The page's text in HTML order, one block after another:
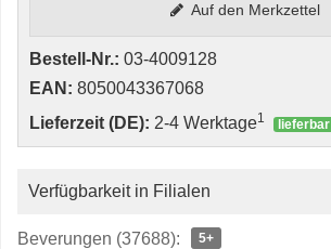
Auf den Merkzettel
Bestell-Nr.: 03-4009128
EAN: 8050043367068
Lieferzeit (DE): 2-4 Werktage1 lieferbar
Verfügbarkeit in Filialen
Beverungen (37688): 5+